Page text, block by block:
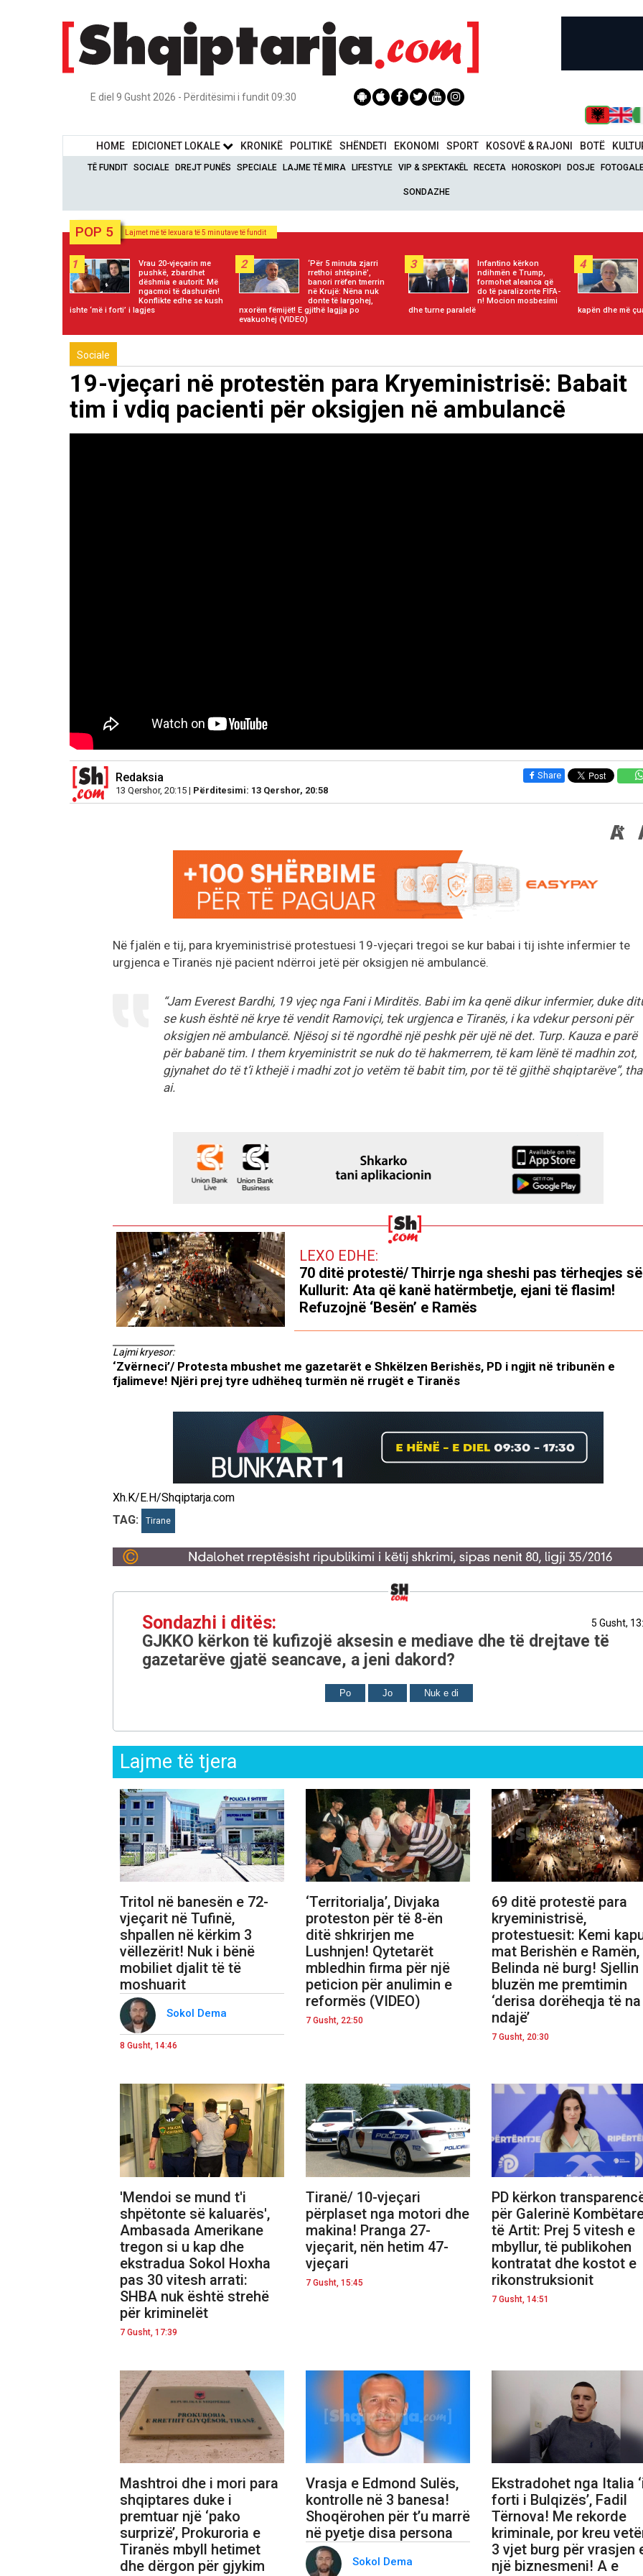
E diel 9 Gusht 2026 - Përditësimi i fundit 09:30
HOME EDICIONET LOKALE KRONIKË POLITIKË SHËNDETI EKONOMI SPORT KOSOVË & RAJONI BOTË
TË FUNDIT SOCIALE DREJT PUNËS SPECIALE LAJME TË MIRA LIFESTYLE VIP & SPEKTAKËL RECETA HOROSKOPI DOSJE
SONDAZHE
POP 5 Lajmet më të lexuara të 5 minutave të fundit
1
Vrau 20-vjeçarin me
pushkë, zbardhet
dëshmia e autorit: Më
ngacmoi të dashurën!
Konflikte edhe se kush
ishte ‘më i forti’ i lagjes
2
‘Për 5 minuta zjarri
rrethoi shtëpinë’,
banori rrëfen tmerrin
në Krujë: Nëna nuk
donte të largohej,
nxorëm fëmijët! E gjithë lagjja po
evakuohej (VIDEO)
3
Infantino kërkon
ndihmën e Trump,
formohet aleanca që
do të paralizonte FIFA-
n! Mocion mosbesimi
dhe turne paralelë
4
kapën dhe më
Sociale
19-vjeçari në protestën para Kryeministrisë: Babait
tim i vdiq pacienti për oksigjen në ambulancë
Redaksia
13 Qershor, 20:15 | Përditesimi: 13 Qershor, 20:58
Share
Në fjalën e tij, para kryeministrisë protestuesi 19-vjeçari tregoi se kur babai i tij ishte infermier te
urgjenca e Tiranës një pacient ndërroi jetë për oksigjen në ambulancë.
“Jam Everest Bardhi, 19 vjeç nga Fani i Mirditës. Babi im ka qenë dikur infermier, duke
se kush është në krye të vendit Ramoviçi, tek urgjenca e Tiranës, i ka vdekur personi për
oksigjen në ambulancë. Njësoj si të ngordhë një peshk për ujë në det. Turp. Kauza e parë
për babanë tim. I them kryeministrit se nuk do të hakmerrem, të kam lënë të madhin zot,
gjynahet do të t’i kthejë i madhi zot jo vetëm të babit tim, por të të gjithë shqiptarëve”, tha
ai.
LEXO EDHE:
70 ditë protestë/ Thirrje nga sheshi pas tërheqjes së
Kullurit: Ata që kanë hatërmbetje, ejani të flasim!
Refuzojnë ‘Besën’ e Ramës
Lajmi kryesor:
‘Zvërneci’/ Protesta mbushet me gazetarët e Shkëlzen Berishës, PD i ngjit në tribunën e
fjalimeve! Njëri prej tyre udhëheq turmën në rrugët e Tiranës
Xh.K/E.H/Shqiptarja.com
TAG:
Tirane
Sondazhi i ditës: 5 Gusht,
GJKKO kërkon të kufizojë aksesin e mediave dhe të drejtave të
gazetarëve gjatë seancave, a jeni dakord?
Po Jo Nuk e di
Lajme të tjera
Tritol në banesën e 72-
vjeçarit në Tufinë,
shpallen në kërkim 3
vëllezërit! Nuk i bënë
mobiliet djalit të të
moshuarit
Sokol Dema
8 Gusht, 14:46
‘Territorialja’, Divjaka
proteston për të 8-ën
ditë shkrirjen me
Lushnjen! Qytetarët
mbledhin firma për një
peticion për anulimin e
reformës (VIDEO)
7 Gusht, 22:50
69 ditë protestë para
kryeministrisë,
protestuesit: Kemi
mat Berishën e Ramën,
Belinda në burg! Sjellin
bluzën me premtimin
‘derisa dorëheqja të na
ndajë’
7 Gusht, 20:30
'Mendoi se mund t'i
shpëtonte së kaluarës',
Ambasada Amerikane
tregon si u kap dhe
ekstradua Sokol Hoxha
pas 30 vitesh arrati:
SHBA nuk është strehë
për kriminelët
7 Gusht, 17:39
Tiranë/ 10-vjeçari
përplaset nga motori dhe
makina! Pranga 27-
vjeçarit, nën hetim 47-
vjeçari
7 Gusht, 15:45
PD kërkon
për Galerinë
të Artit: Prej 5 vitesh e
mbyllur, të publikohen
kontratat dhe kostot e
rikonstruksionit
7 Gusht, 14:51
Mashtroi dhe i mori para
shqiptares duke i
premtuar një ‘pako
surprizë’, Prokuroria e
Tiranës mbyll hetimet
dhe dërgon për gjykim
Vrasja e Edmond Sulës,
kontrolle në 3 banesa!
Shoqërohen për t’u marrë
në pyetje disa persona
Sokol Dema
Ekstradohet nga Italia
forti i Bulqizës’, Fadil
Tërnova! Me rekorde
kriminale, por kreu
3 vjet burg për vrasjen
një biznesmeni! A e